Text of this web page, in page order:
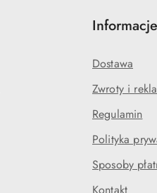
Informacje
Dostawa
Zwroty i
Regulamin
Polityka
Sposoby